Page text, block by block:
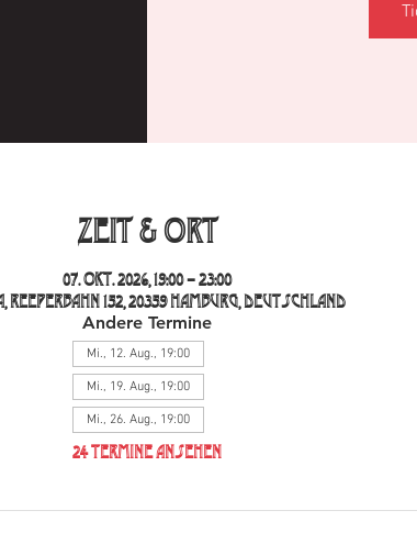
Zeit & Ort
07. Okt. 2026, 19:00 – 23:00
Reeperbahn 152, 20359 Hamburg, Deutschland
Andere Termine
Mi., 12. Aug., 19:00
Mi., 19. Aug., 19:00
Mi., 26. Aug., 19:00
24 Termine ansehen